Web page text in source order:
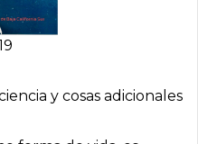
y cosas adicionales